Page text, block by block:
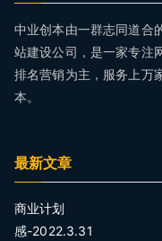
中业创本由一群志同道合
站建设公司，是一家专注
排名营销为主，服务上万
本。
最新文章
商业计划
感-2022.3.31